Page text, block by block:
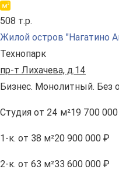
508 т.р.
Жилой остров "Нагатино
Технопарк
пр-т Лихачева, д.14
Бизнес. Монолитный. Без
Студия от 24 м²19 700
1-к. от 38 м²20 900 000 ₽
2-к. от 63 м²33 600 000 ₽